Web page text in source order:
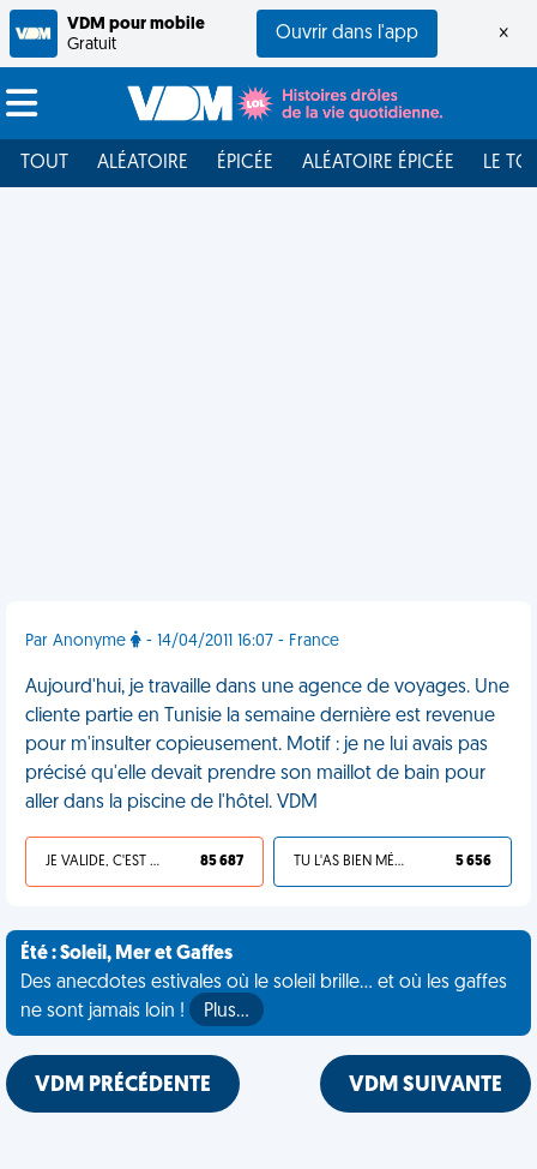
VDM pour mobile
Gratuit
Ouvrir dans l'app ×
TOUT ALÉATOIRE ÉPICÉE ALÉATOIRE ÉPICÉE LE
Par Anonyme - 14/04/2011 16:07 - France
Aujourd'hui, je travaille dans une agence de voyages. Une
cliente partie en Tunisie la semaine dernière est revenue
pour m'insulter copieusement. Motif : je ne lui avais pas
précisé qu'elle devait prendre son maillot de bain pour
aller dans la piscine de l'hôtel. VDM
JE VALIDE, C'EST UNE VDM 85 687 TU L'AS BIEN MÉRITÉ 5 656
Été : Soleil, Mer et Gaffes
Des anecdotes estivales où le soleil brille... et où les gaffes
ne sont jamais loin !
Plus…
VDM PRÉCÉDENTE VDM SUIVANTE